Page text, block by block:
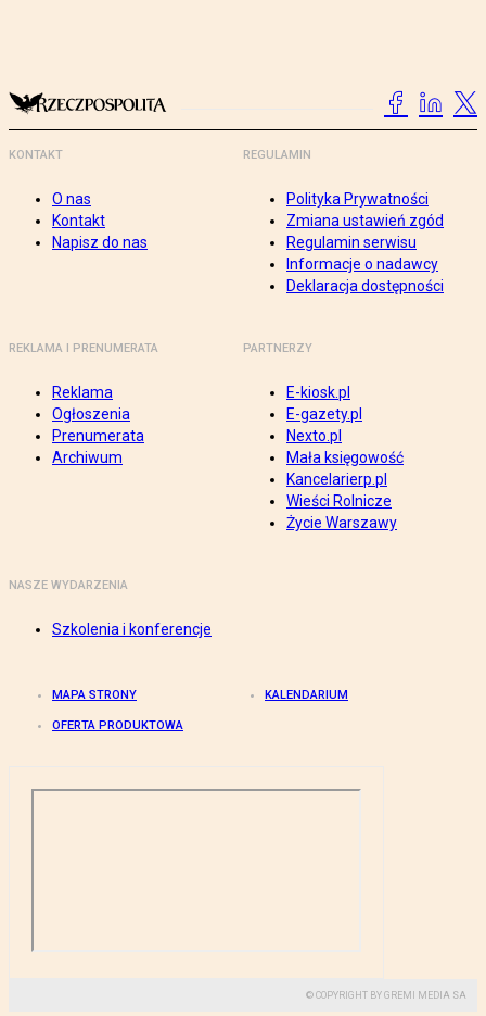
KONTAKT
O nas
Kontakt
Napisz do nas
REGULAMIN
Polityka Prywatności
Zmiana ustawień zgód
Regulamin serwisu
Informacje o nadawcy
Deklaracja dostępności
REKLAMA I PRENUMERATA
Reklama
Ogłoszenia
Prenumerata
Archiwum
PARTNERZY
E-kiosk.pl
E-gazety.pl
Nexto.pl
Mała księgowość
Kancelarierp.pl
Wieści Rolnicze
Życie Warszawy
NASZE WYDARZENIA
Szkolenia i konferencje
MAPA STRONY KALENDARIUM
OFERTA PRODUKTOWA
© COPYRIGHT BY GREMI MEDIA SA